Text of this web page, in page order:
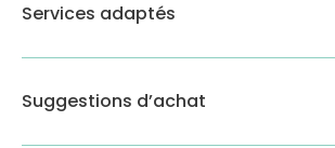
Services adaptés
Suggestions d’achat